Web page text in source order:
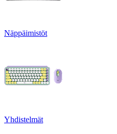
Näppäimistöt
Yhdistelmät